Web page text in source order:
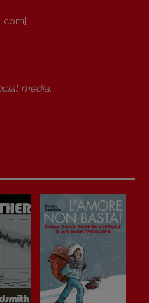
com]
media: